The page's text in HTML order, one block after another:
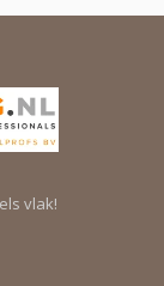
vlak!